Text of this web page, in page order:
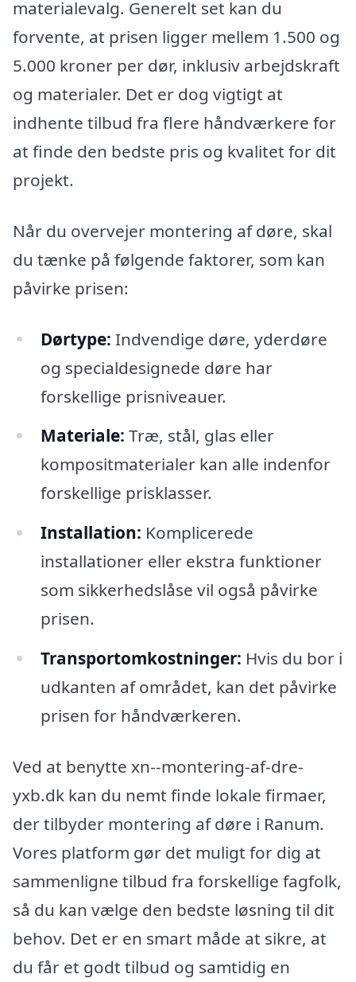
materialevalg. Generelt set kan du
forvente, at prisen ligger mellem 1.500 og
5.000 kroner per dør, inklusiv arbejdskraft
og materialer. Det er dog vigtigt at
indhente tilbud fra flere håndværkere for
at finde den bedste pris og kvalitet for dit
projekt.
Når du overvejer montering af døre, skal
du tænke på følgende faktorer, som kan
påvirke prisen:
Dørtype: Indvendige døre, yderdøre
og specialdesignede døre har
forskellige prisniveauer.
Materiale: Træ, stål, glas eller
kompositmaterialer kan alle indenfor
forskellige prisklasser.
Installation: Komplicerede
installationer eller ekstra funktioner
som sikkerhedslåse vil også påvirke
prisen.
Transportomkostninger: Hvis du bor i
udkanten af området, kan det påvirke
prisen for håndværkeren.
Ved at benytte xn--montering-af-dre-
yxb.dk kan du nemt finde lokale firmaer,
der tilbyder montering af døre i Ranum.
Vores platform gør det muligt for dig at
sammenligne tilbud fra forskellige fagfolk,
så du kan vælge den bedste løsning til dit
behov. Det er en smart måde at sikre, at
du får et godt tilbud og samtidig en